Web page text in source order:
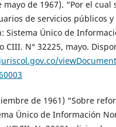
mayo de 1967). “Por el cual
de servicios públicos y
Sistema Único de
CIII. N° 32225, mayo.
de 1961) “Sobre
Único de Información